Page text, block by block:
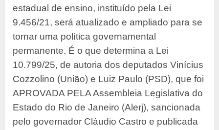
estadual de ensino, instituído pela Lei
9.456/21, será atualizado e ampliado para se
tornar uma política governamental
permanente. É o que determina a Lei
10.799/25, de autoria dos deputados Vinícius
Cozzolino (União) e Luiz Paulo (PSD), que foi
APROVADA PELA Assembleia Legislativa do
Estado do Rio de Janeiro (Alerj), sancionada
pelo governador Cláudio Castro e publicada